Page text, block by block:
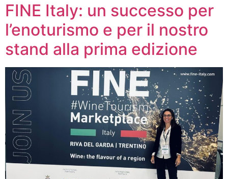
FINE Italy: un successo per
l’enoturismo e per il nostro
stand alla prima edizione